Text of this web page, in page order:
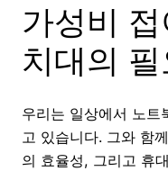
가성비
치대의 필
우리는 일상에서 노트
고 있습니다. 그와 함
의 효율성, 그리고 휴